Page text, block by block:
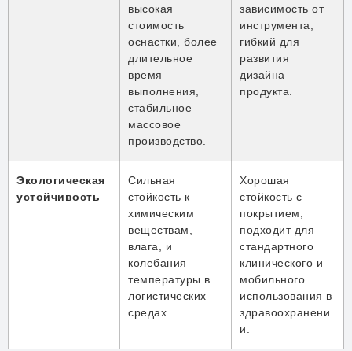
высокая
стоимость
оснастки, более
длительное
время
выполнения,
стабильное
массовое
производство.
зависимость от
инструмента,
гибкий для
развития
дизайна
продукта.
Экологическая
устойчивость
Сильная
стойкость к
химическим
веществам,
влага, и
колебания
температуры в
логистических
средах.
Хорошая
стойкость с
покрытием,
подходит для
стандартного
клинического и
мобильного
использования в
здравоохранени
и.